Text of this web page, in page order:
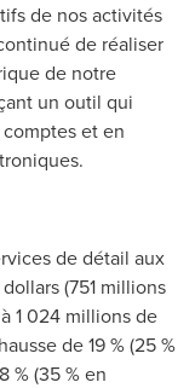
de nos activités
de réaliser
de notre
un outil qui
et en
de détail aux
(751 millions
1 024 millions de
de 19 % (25 %
% (35 % en